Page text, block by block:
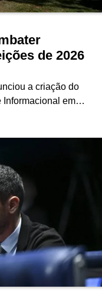
de 2026
a criação do
Informacional em…